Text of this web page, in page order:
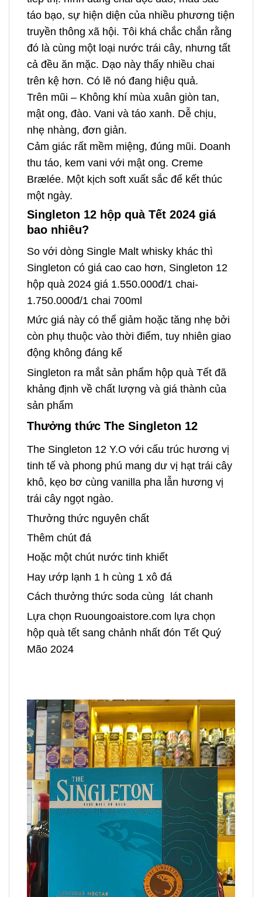
táo bạo, sự hiện diện của nhiều phương tiện
truyền thông xã hội. Tôi khá chắc chắn rằng
đó là cùng một loại nước trái cây, nhưng tất
cả đều ăn mặc. Dạo này thấy nhiều chai
trên kệ hơn. Có lẽ nó đang hiệu quả.
Trên mũi – Không khí mùa xuân giòn tan,
mật ong, đào. Vani và táo xanh. Dễ chịu,
nhẹ nhàng, đơn giản.
Cảm giác rất mềm miệng, đúng mũi. Doanh
thu táo, kem vani với mật ong. Creme
Brælée. Một kịch soft xuất sắc để kết thúc
một ngày.
Singleton 12 hộp quà Tết 2024 giá
bao nhiêu?
So với dòng Single Malt whisky khác thì
Singleton có giá cao cao hơn, Singleton 12
hộp quà 2024 giá 1.550.000đ/1 chai-
1.750.000đ/1 chai 700ml
Mức giá này có thể giảm hoặc tăng nhẹ bởi
còn phụ thuộc vào thời điểm, tuy nhiên giao
động không đáng kế
Singleton ra mắt sản phẩm hộp quà Tết đã
khảng định về chất lượng và giá thành của
sản phẩm
Thưởng thức The Singleton 12
The Singleton 12 Y.O với cấu trúc hương vị
tinh tế và phong phú mang dư vị hạt trái cây
khô, kẹo bơ cùng vanilla pha lẫn hương vị
trái cây ngọt ngào.
Thưởng thức nguyên chất
Thêm chút đá
Hoặc một chút nước tinh khiết
Hay ướp lạnh 1 h cùng 1 xô đá
Cách thưởng thức soda cùng lát chanh
Lựa chọn Ruoungoaistore.com lựa chọn
hộp quà tết sang chảnh nhất đón Tết Quý
Mão 2024